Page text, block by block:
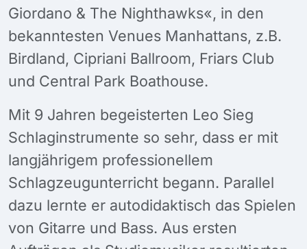
Giordano & The Nighthawks«, in den
bekanntesten Venues Manhattans, z.B.
Birdland, Cipriani Ballroom, Friars Club
und Central Park Boathouse.
Mit 9 Jahren begeisterten Leo Sieg
Schlaginstrumente so sehr, dass er mit
langjährigem professionellem
Schlagzeugunterricht begann. Parallel
dazu lernte er autodidaktisch das Spielen
von Gitarre und Bass. Aus ersten